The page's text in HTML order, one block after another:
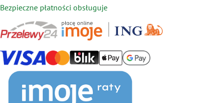
Bezpieczne płatności obsługuje